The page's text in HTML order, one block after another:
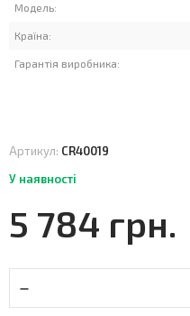
Модель:
Країна:
Гарантія виробника:
Артикул: СR40019
У наявності
5 784 грн.